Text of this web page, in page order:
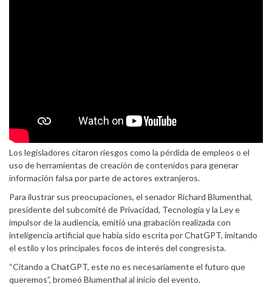
Los legisladores citaron riesgos como la pérdida de empleos o el
uso de herramientas de creación de contenidos para generar
información falsa por parte de actores extranjeros.
Para ilustrar sus preocupaciones, el senador Richard Blumenthal,
presidente del subcomité de Privacidad, Tecnología y la Ley e
impulsor de la audiencia, emitió una grabación realizada con
inteligencia artificial que había sido escrita por ChatGPT, imitando
el estilo y los principales focos de interés del congresista.
“Citando a ChatGPT, este no es necesariamente el futuro que
queremos”, bromeó Blumenthal al inicio del evento.